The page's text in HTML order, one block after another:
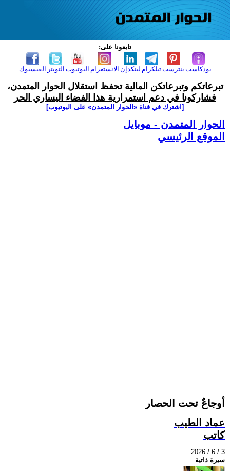
تابعونا على:
الفيسبوك التويتر اليوتيوب الانستغرام لينكدإن تيلكرامبنترست بودكاست
تبرعاتكم وتبرعاتكن المالية تحفظ استقلال الحوار المتمدن،
فشاركونا في دعم استمرارية هذا الفضاء اليساري الحر
[اشترك في قناة ‫«الحوار المتمدن» على اليوتيوب]
الحوار المتمدن - موبايل
الموقع الرئيسي
أوجاعٌ تحت الحصار
عماد الطيب
كاتب
2026 / 6 / 3
سيرة ذاتية